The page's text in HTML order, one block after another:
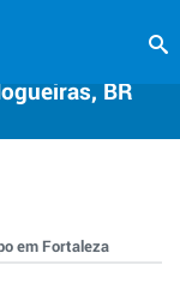
BR
em Fortaleza